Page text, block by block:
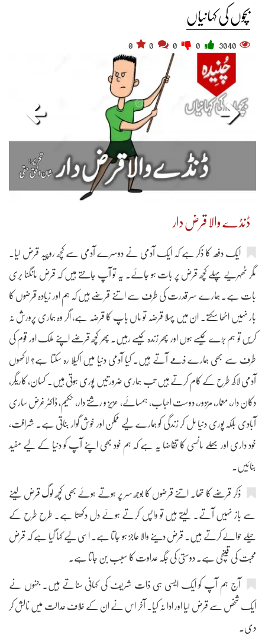
بچوں کی کہانیاں
3040
0
ڈنڈے والا قرض دار
ایک دفعہ کا ذکر ہے کہ ایک آدمی نے دوسرے آدمی سے کچھ روپیہ قرض لیا۔
مگر ٹھہریے پہلے کچھ قرض پر بات ہو جائے۔ یہ تو آپ جانتے ہیں کہ قرض مانگنا بری
بات ہے۔ ہمارے سر قدرت کی طرف سے اتنے قرضے ہیں کہ ہم اور زیادہ قرضوں کا
بار نہیں اٹھا سکتے۔ ان میں پہلا قرضہ تو ماں باپ کا قرضہ ہے، اگر وہ ہماری پرورش نہ
کریں تو ہم بڑے کیسے ہوں اور پھر زندہ کیسے رہیں۔ پھر کچھ قرضے اپنے ملک اور قوم کی
طرف سے بھی ہمارے ذمّے آتے ہیں۔ کیا آدمی دنیا میں اکیلا رہ سکتا ہے؟ لاکھوں
آدمی لاکھ طرح کے کام کرتے ہیں تب ہماری ضرورتیں پوری ہوتی ہیں۔ کسان، کاریگر،
دکان دار، معمار، مزدور، دوست احباب، ہمسائے، عزیز و رشتے دار، حکیم، ڈاکٹر غرض ساری
آبادی بلکہ پوری دنیا مل کر زندگی کو ہمارے لیے ممکن اور خوش گوار بناتی ہے۔ شرافت،
خود داری اور بھلے مانسی کا تقاضا یہ ہے کہ ہم خود بھی اپنے آپ کو دنیا کے لیے مفید
بنائیں۔
ذکر قرضے کا تھا۔ اتنے قرضوں کا بوجھ سر پر ہوتے ہوئے بھی کچھ لوگ قرض لینے
سے باز نہیں آتے۔ لیتے ہیں تو واپس کرتے ہوئے دل دکھتا ہے۔ طرح طرح کے
حیلے حوالے کرتے ہیں۔ قرض دینے والا عاجز ہو جاتا ہے۔ اسی لیے کہا گیا ہے کہ قرض
محبت کی قینچی ہے۔ دوستی کی جگہ عداوت کا سبب بن جاتا ہے۔
آج ہم آپ کو ایک ایسی ہی ذات شریف کی کہانی سناتے ہیں۔ جنہوں نے
ایک شخص سے قرض لیا اور ادا نہ کیا۔ آخر اس نے ان کے خلاف عدالت میں نالش کر
دی۔